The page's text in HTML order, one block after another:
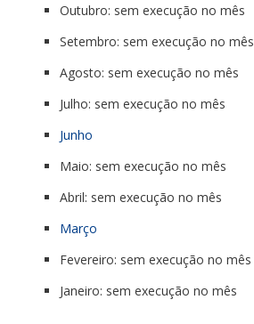
Outubro: sem execução no mês
Setembro: sem execução no mês
Agosto: sem execução no mês
Julho: sem execução no mês
Junho
Maio: sem execução no mês
Abril: sem execução no mês
Março
Fevereiro: sem execução no mês
Janeiro: sem execução no mês